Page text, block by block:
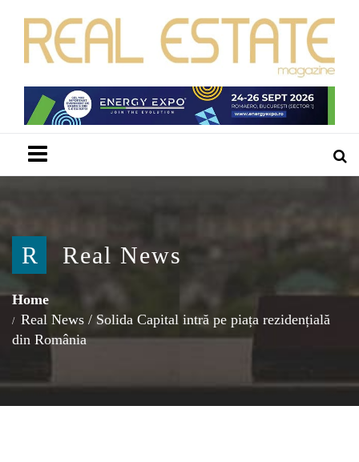
R Real News
Home
Real News / Solida Capital intră pe piața rezidențială
din România